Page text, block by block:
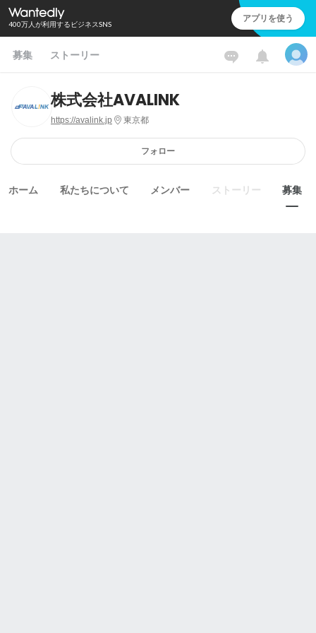
400万人が利用するビジネスSNS アプリを使う
募集 ストーリー
株式会社AVALINK
https://avalink.jp 東京都
フォロー
ホーム 私たちについて メンバー ストーリー 募集